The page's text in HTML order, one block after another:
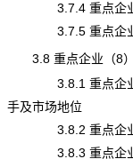
3.7.4 重点企业（
3.7.5 重点企业
3.8 重点企业（8）
3.8.1 重点企业（8
手及市场地位
3.8.2 重点企业（8
3.8.3 重点企业（8